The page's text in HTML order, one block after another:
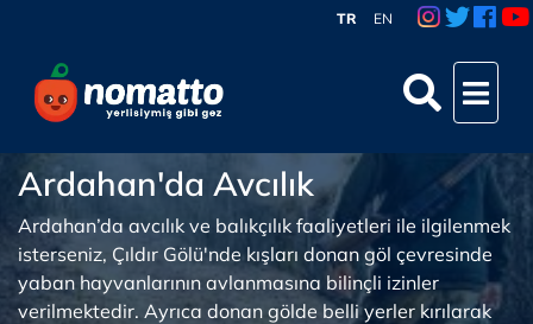
TR EN
Ardahan'da Avcılık
Ardahan’da avcılık ve balıkçılık faaliyetleri ile ilgilenmek
isterseniz, Çıldır Gölü'nde kışları donan göl çevresinde
yaban hayvanlarının avlanmasına bilinçli izinler
verilmektedir. Ayrıca donan gölde belli yerler kırılarak